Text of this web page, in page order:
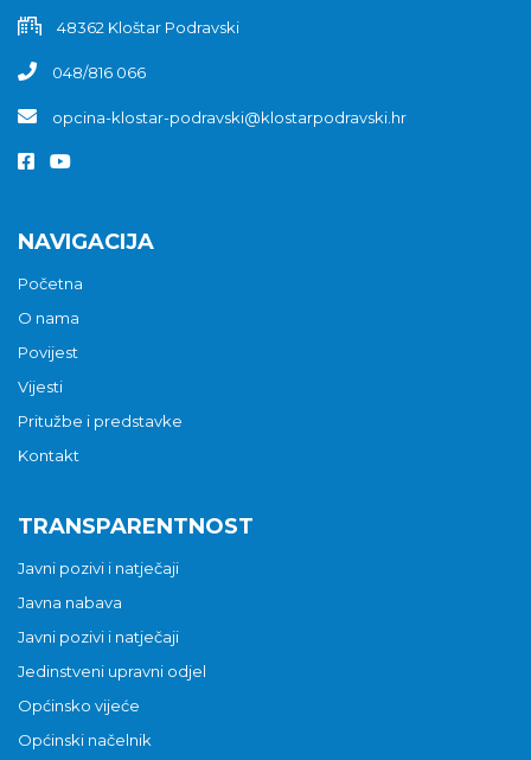
48362 Kloštar Podravski
048/816 066
opcina-klostar-podravski@klostarpodravski.hr
NAVIGACIJA
Početna
O nama
Povijest
Vijesti
Pritužbe i predstavke
Kontakt
TRANSPARENTNOST
Javni pozivi i natječaji
Javna nabava
Javni pozivi i natječaji
Jedinstveni upravni odjel
Općinsko vijeće
Općinski načelnik